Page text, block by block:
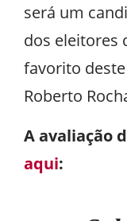
será um
dos eleitores
favorito
Roberto
A avaliação
aqui: